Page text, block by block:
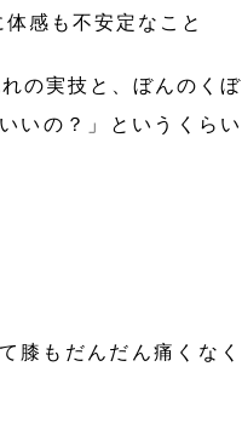
感も不安定なこと
の実技と、ぼんのくぼ
いの？」というくらい
膝もだんだん痛くなく